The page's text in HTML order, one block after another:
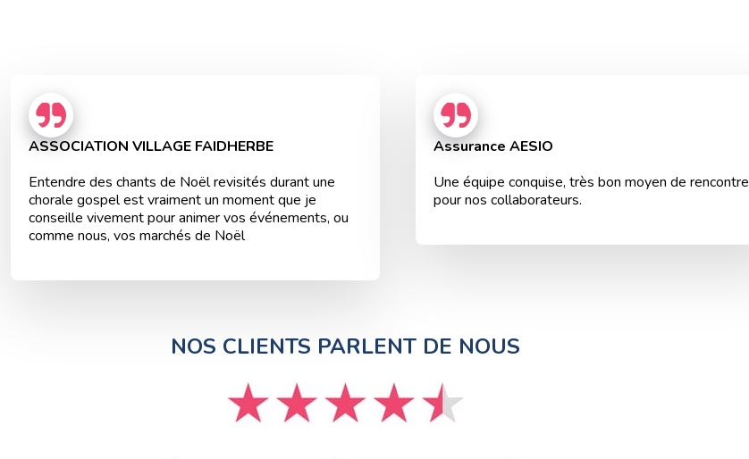
ASSOCIATION VILLAGE FAIDHERBE
Entendre des chants de Noël revisités durant une
chorale gospel est vraiment un moment que je
conseille vivement pour animer vos événements, ou
comme nous, vos marchés de Noël
Assurance AESIO
Une équipe conquise, très bon moyen de rencontre
pour nos collaborateurs.
NOS CLIENTS PARLENT DE NOUS